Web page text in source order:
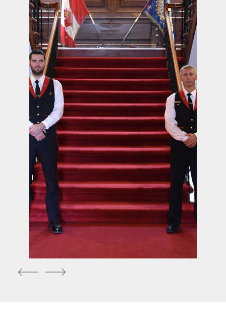
SERVICES ÀLA CITADELLE
HÉBERGEMENT
SALLES DE CONFÉRENCES
MESS ET CUISINE
RÉSIDENCE DU GOUVERNEUR GÉNÉRAL